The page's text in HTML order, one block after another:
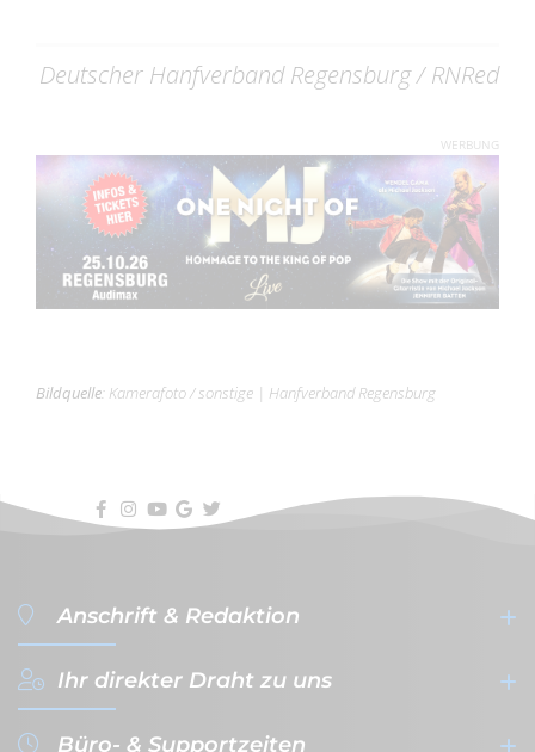
Deutscher Hanfverband Regensburg / RNRed
WERBUNG
Bildquelle: Kamerafoto / sonstige | Hanfverband Regensburg
Anschrift & Redaktion
filterVERLAG GmbH & Co. KG
- Werbeagentur & Verlag -
Ihr direkter Draht zu uns
Büro- & Supportzeiten